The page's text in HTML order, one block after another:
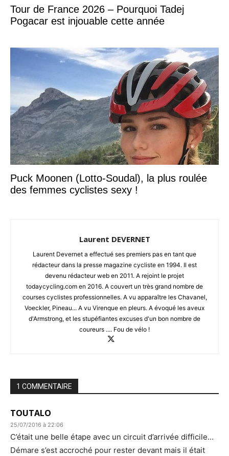
Tour de France 2026 – Pourquoi Tadej
Pogacar est injouable cette année
Puck Moonen (Lotto-Soudal), la plus roulée
des femmes cyclistes sexy !
Laurent DEVERNET
Laurent Devernet a effectué ses premiers pas en tant que
rédacteur dans la presse magazine cycliste en 1994. Il est
devenu rédacteur web en 2011. A rejoint le projet
todaycycling.com en 2016. A couvert un très grand nombre de
courses cyclistes professionnelles. A vu apparaître les Chavanel,
Voeckler, Pineau... A vu Virenque en pleurs. A évoqué les aveux
d'Armstrong, et les stupéfiantes excuses d'un bon nombre de
coureurs .... Fou de vélo !
1 COMMENTAIRE
TOUTALO
25/07/2016 à 22:06
C’était une belle étape avec un circuit d’arrivée difficile…
Démare s’est accroché pour rester devant mais il était